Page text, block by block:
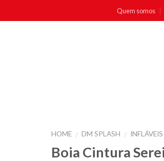
Quem somos
HOME / DM SPLASH / INFLÁVEIS
Boia Cintura